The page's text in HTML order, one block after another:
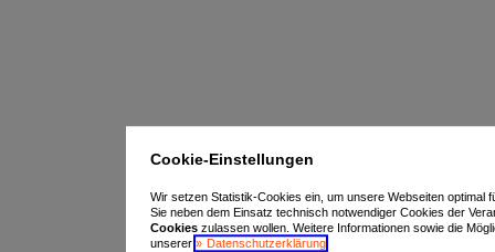
Cookie-Einstellungen
Wir setzen Statistik-Cookies ein, um unsere Webseiten
Sie neben dem Einsatz technisch notwendiger Cookies der
Cookieszulassen wollen. Weitere Informationen sowie die
unserer
Datenschutzerklärung.